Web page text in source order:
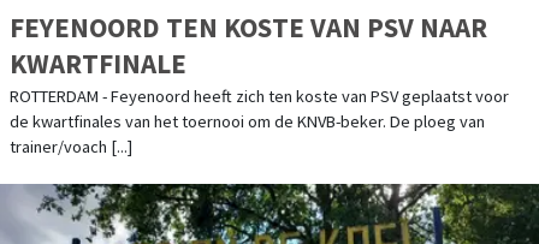
FEYENOORD TEN KOSTE VAN PSV NAAR
KWARTFINALE
ROTTERDAM - Feyenoord heeft zich ten koste van PSV geplaatst voor
de kwartfinales van het toernooi om de KNVB-beker. De ploeg van
trainer/voach [...]